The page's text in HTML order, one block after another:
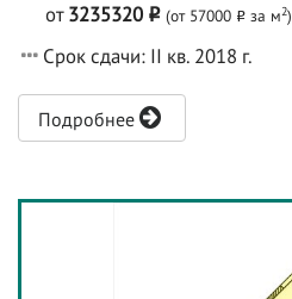
от3235320 o (от 57000 o за м2)
Срок сдачи: II кв. 2018 г.
Подробнее